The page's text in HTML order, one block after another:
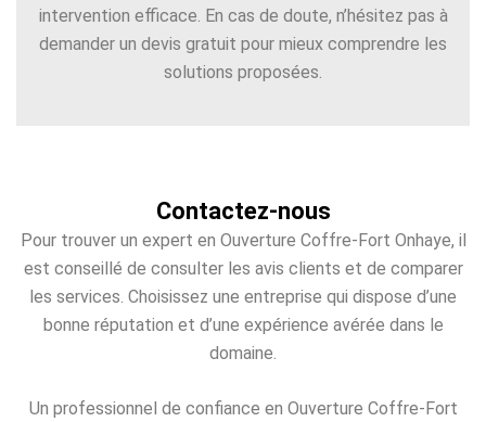
intervention efficace. En cas de doute, n’hésitez pas à
demander un devis gratuit pour mieux comprendre les
solutions proposées.
Contactez-nous
Pour trouver un expert en Ouverture Coffre-Fort Onhaye, il
est conseillé de consulter les avis clients et de comparer
les services. Choisissez une entreprise qui dispose d’une
bonne réputation et d’une expérience avérée dans le
domaine.
Un professionnel de confiance en Ouverture Coffre-Fort